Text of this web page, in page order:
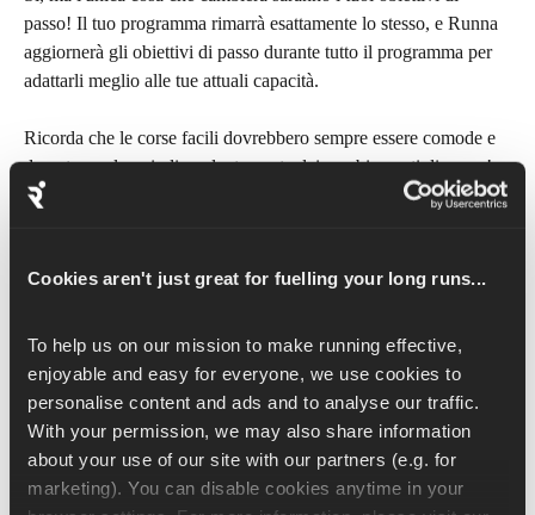
Cookies aren't just great for fuelling your long runs...
To help us on our mission to make running effective,
enjoyable and easy for everyone, we use cookies to
personalise content and ads and to analyse our traffic.
With your permission, we may also share information
about your use of our site with our partners (e.g. for
marketing). You can disable cookies anytime in your
passo! Il tuo programma rimarrà esattamente lo stesso, e Runna
aggiornerà gli obiettivi di passo durante tutto il programma per
adattarli meglio alle tue attuali capacità.
Ricorda che le corse facili dovrebbero sempre essere comode e
da poter parlare, indipendentemente dai cambiamenti di passo!
del passo consigliata: come
posso cambiare i miei obiettivi
di passo?
Non preoccuparti! Puoi scegliere se continuare con il tuo
programma e aspettare un nuovo consiglio sul passo dopo il tuo
prossimo allenamento di velocità, oppure modificare
manualmente i tuoi obiettivi di passo.